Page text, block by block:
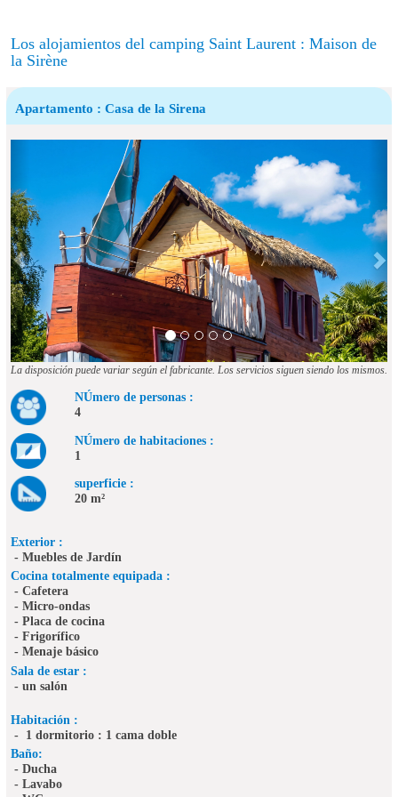
Los alojamientos del camping Saint Laurent : Maison de
la Sirène
Apartamento : Casa de la Sirena
La disposición puede variar según el fabricante. Los servicios siguen siendo los mismos.
NÚmero de personas :
4
NÚmero de habitaciones :
1
superficie :
20 m²
Exterior :
- Muebles de Jardín
Cocina totalmente equipada :
- Cafetera
- Micro-ondas
- Placa de cocina
- Frigorífico
- Menaje básico
Sala de estar :
- un salón
Habitación :
- 1 dormitorio : 1 cama doble
Baño:
- Ducha
- Lavabo